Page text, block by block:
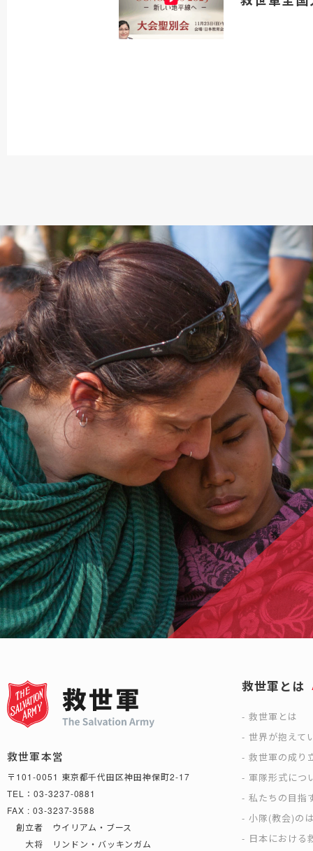
救世軍本営
〒101-0051 東京都千代田区神田神保町2-17
TEL：03-3237-0881
FAX : 03-3237-3588
創立者 ウイリアム・ブース
大将 リンドン・バッキンガム
救世軍とは
救世軍とは
世界が抱えて
救世軍の成り
軍隊形式につ
私たちの目指
小隊(教会)の
日本における